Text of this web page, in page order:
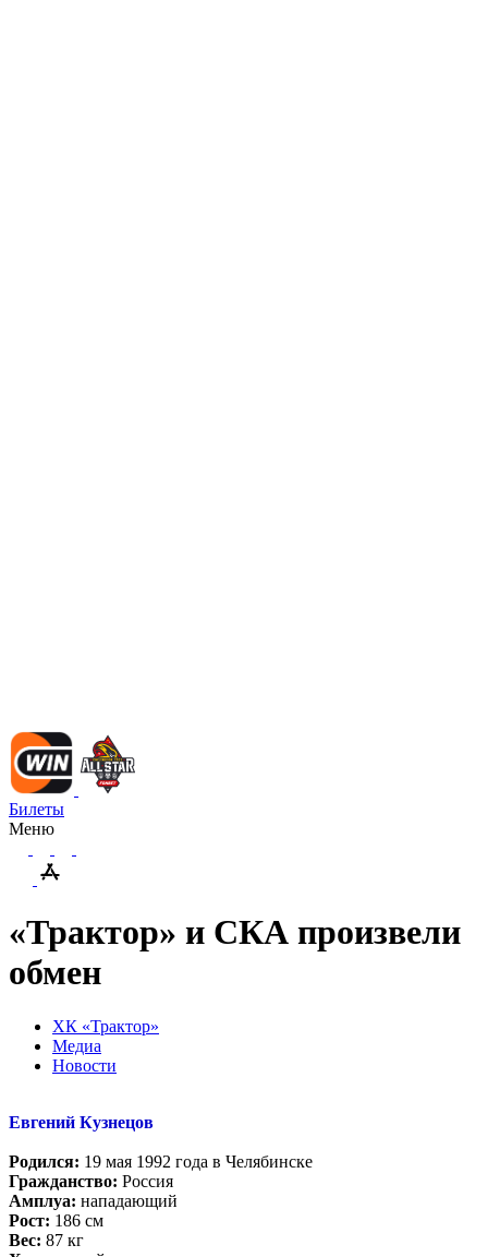
Билеты
Меню
«Трактор» и СКА произвели
обмен
ХК «Трактор»
Медиа
Новости
Евгений Кузнецов
Родился: 19 мая 1992 года в Челябинске
Гражданство: Россия
Амплуа: нападающий
Рост: 186 см
Вес: 87 кг